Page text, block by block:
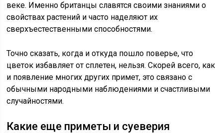
веке. Именно британцы славятся своими знаниями о
свойствах растений и часто наделяют их
сверхъестественными способностями.
Точно сказать, когда и откуда пошло поверье, что
цветок избавляет от сплетен, нельзя. Скорей всего, как
и появление многих других примет, это связано с
обычными народными наблюдениями и счастливыми
случайностями.
Какие еще приметы и суеверия